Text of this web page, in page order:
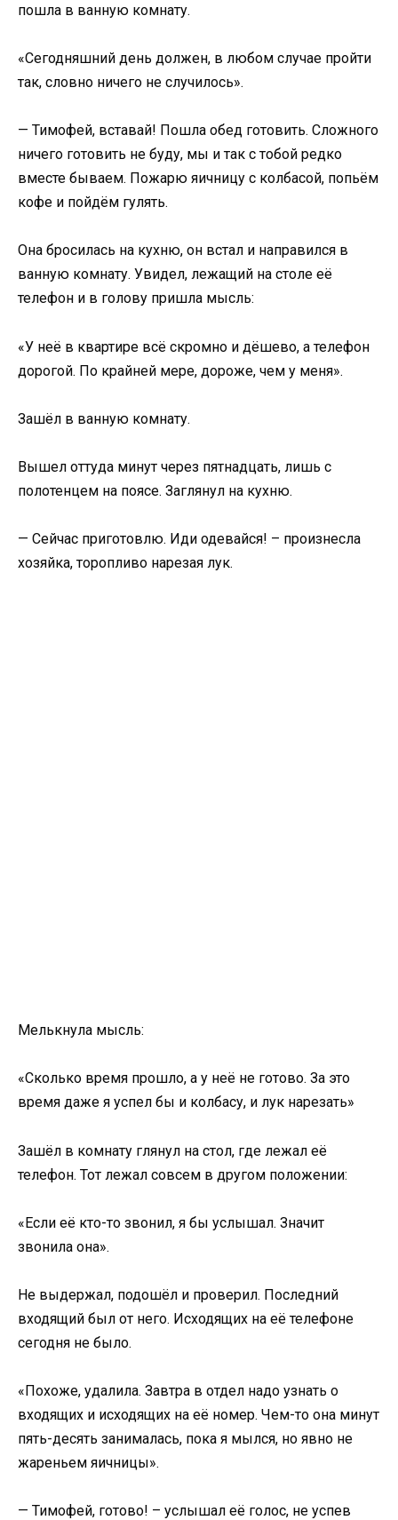
пошла в ванную комнату.
«Сегодняшний день должен, в любом случае пройти
так, словно ничего не случилось».
— Тимофей, вставай! Пошла обед готовить. Сложного
ничего готовить не буду, мы и так с тобой редко
вместе бываем. Пожарю яичницу с колбасой, попьём
кофе и пойдём гулять.
Она бросилась на кухню, он встал и направился в
ванную комнату. Увидел, лежащий на столе её
телефон и в голову пришла мысль:
«У неё в квартире всё скромно и дёшево, а телефон
дорогой. По крайней мере, дороже, чем у меня».
Зашёл в ванную комнату.
Вышел оттуда минут через пятнадцать, лишь с
полотенцем на поясе. Заглянул на кухню.
— Сейчас приготовлю. Иди одевайся! – произнесла
хозяйка, торопливо нарезая лук.
Мелькнула мысль:
«Сколько время прошло, а у неё не готово. За это
время даже я успел бы и колбасу, и лук нарезать»
Зашёл в комнату глянул на стол, где лежал её
телефон. Тот лежал совсем в другом положении:
«Если её кто-то звонил, я бы услышал. Значит
звонила она».
Не выдержал, подошёл и проверил. Последний
входящий был от него. Исходящих на её телефоне
сегодня не было.
«Похоже, удалила. Завтра в отдел надо узнать о
входящих и исходящих на её номер. Чем-то она минут
пять-десять занималась, пока я мылся, но явно не
жареньем яичницы».
— Тимофей, готово! – услышал её голос, не успев